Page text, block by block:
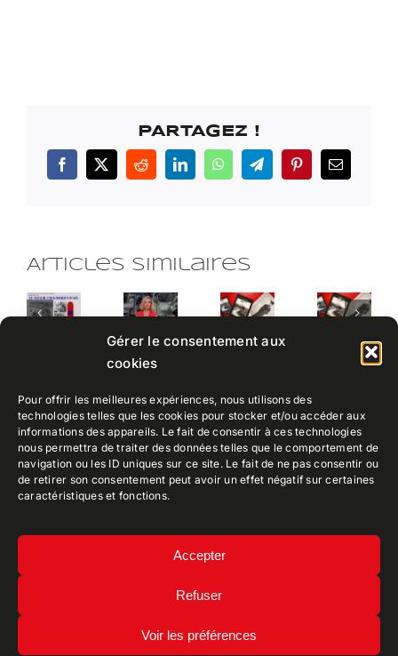
Gérer le consentement aux
cookies
Pour offrir les meilleures expériences, nous utilisons des
technologies telles que les cookies pour stocker et/ou accéder aux
informations des appareils. Le fait de consentir à ces technologies
nous permettra de traiter des données telles que le comportement de
navigation ou les ID uniques sur ce site. Le fait de ne pas consentir ou
de retirer son consentement peut avoir un effet négatif sur certaines
caractéristiques et fonctions.
Accepter
Refuser
Voir les préférences
PARTAGEZ !
Facebook
X RedditLinkedInWhatsAppTelegramPinterestEmail
Articles similaires
CEPPIA
ECONOMIQUES
D’AIX
EXTRAIT
DU
JOURNAL
TELEVISE
FRANCE
3
Dédicace
du
Eric
Ely
• Collectif Ely Patrimoine Photographique
•Politique de confidentialité